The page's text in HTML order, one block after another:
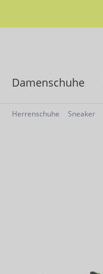
Damenschuhe
Herrenschuhe Sneaker